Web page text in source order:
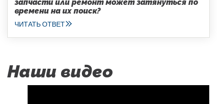
запчасти или ремонт может затянуться по
времени на их поиск?
ЧИТАТЬ ОТВЕТ
Наши видео